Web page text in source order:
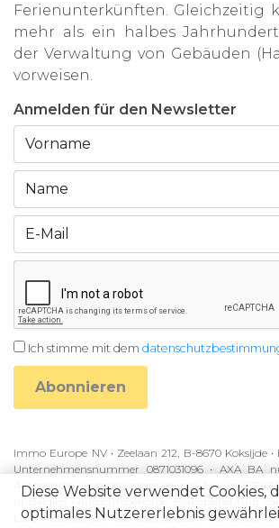
Ferienunterkünften. Gleichzeitig
mehr als ein halbes
der Verwaltung von Gebäuden
vorweisen.
Anmelden für den Newsletter
Ich stimme mit dem
Abonnieren
Immo Europe NV • Zeelaan 212, B-8670 Koksijde •
Unternehmensnummer 0871031096 • AXA BA
Autorisierter Immobilienmakler mit BIV-nr 507.437
ist Belgien • Aufsichtsbehörde: Beroepsinstituut
Luxemburgstraat 16B, 1000 Brussel •
Diese Website verwendet Cookies,
optimales Nutzererlebnis